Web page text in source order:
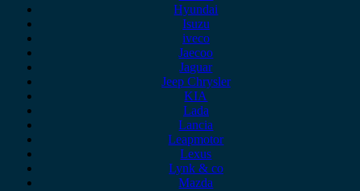
Hyundai
Isuzu
iveco
Jaecoo
Jaguar
Jeep Chrysler
KIA
Lada
Lancia
Leapmotor
Lexus
Lynk & co
Mazda